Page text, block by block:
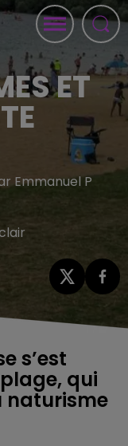
ET
Emmanuel P
s’est
qui
naturisme